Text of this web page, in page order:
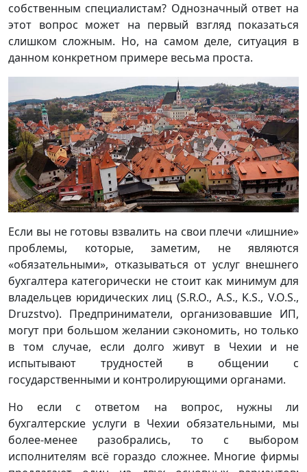
собственным специалистам? Однозначный ответ на
этот вопрос может на первый взгляд показаться
слишком сложным. Но, на самом деле, ситуация в
данном конкретном примере весьма проста.
Если вы не готовы взвалить на свои плечи «лишние»
проблемы, которые, заметим, не являются
«обязательными», отказываться от услуг внешнего
бухгалтера категорически не стоит как минимум для
владельцев юридических лиц (S.R.O., A.S., K.S., V.O.S.,
Druzstvo). Предприниматели, организовавшие ИП,
могут при большом желании сэкономить, но только
в том случае, если долго живут в Чехии и не
испытывают трудностей в общении с
государственными и контролирующими органами.
Но если с ответом на вопрос, нужны ли
бухгалтерские услуги в Чехии обязательными, мы
более-менее разобрались, то с выбором
исполнителям всё гораздо сложнее. Многие фирмы